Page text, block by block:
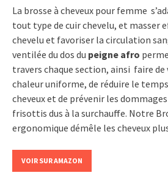
La brosse à cheveux pour femme
tout type de cuir chevelu, et masser
chevelu et favoriser la circulation
ventilée du dos du peigne afro
travers chaque section, ainsi faire de
chaleur uniforme, de réduire le
cheveux et de prévenir les
frisottis dus à la surchauffe. Notre
ergonomique démêle les cheveux
VOIR SUR AMAZON